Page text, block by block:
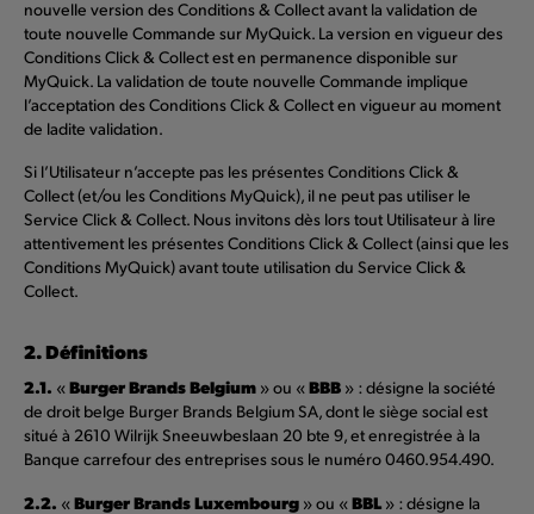
nouvelle version des Conditions & Collect avant la validation de
toute nouvelle Commande sur MyQuick. La version en vigueur des
Conditions Click & Collect est en permanence disponible sur
MyQuick. La validation de toute nouvelle Commande implique
l’acceptation des Conditions Click & Collect en vigueur au moment
de ladite validation.
Si l’Utilisateur n’accepte pas les présentes Conditions Click &
Collect (et/ou les Conditions MyQuick), il ne peut pas utiliser le
Service Click & Collect. Nous invitons dès lors tout Utilisateur à lire
attentivement les présentes Conditions Click & Collect (ainsi que les
Conditions MyQuick) avant toute utilisation du Service Click &
Collect.
2. Définitions
2.1. «Burger Brands Belgium » ou «BBB » : désigne la société
de droit belge Burger Brands Belgium SA, dont le siège social est
situé à 2610 Wilrijk Sneeuwbeslaan 20 bte 9, et enregistrée à la
Banque carrefour des entreprises sous le numéro 0460.954.490.
2.2. «Burger Brands Luxembourg » ou «BBL » : désigne la